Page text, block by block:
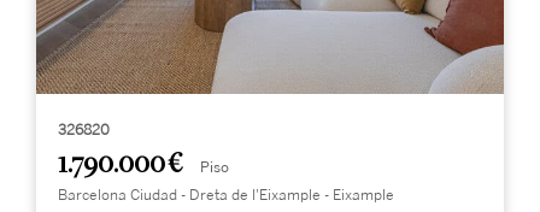
326820
1.790.000 € Piso
Barcelona Ciudad - Dreta de l'Eixample - Eixample